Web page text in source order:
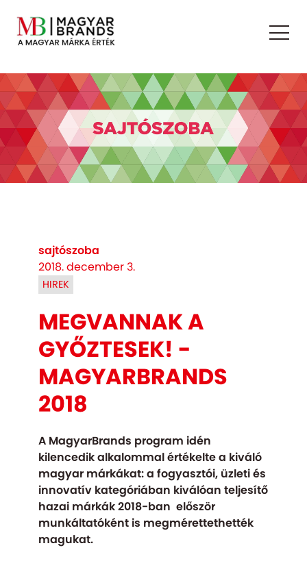
sajtószoba
2018. december 3.
HIREK
MEGVANNAK A
GYŐZTESEK! -
MAGYARBRANDS
2018
A MagyarBrands program idén
kilencedik alkalommal értékelte a kiváló
magyar márkákat: a fogyasztói, üzleti és
innovatív kategóriában kiválóan teljesítő
hazai márkák 2018-ban először
munkáltatóként is megmérettethették
magukat. ​